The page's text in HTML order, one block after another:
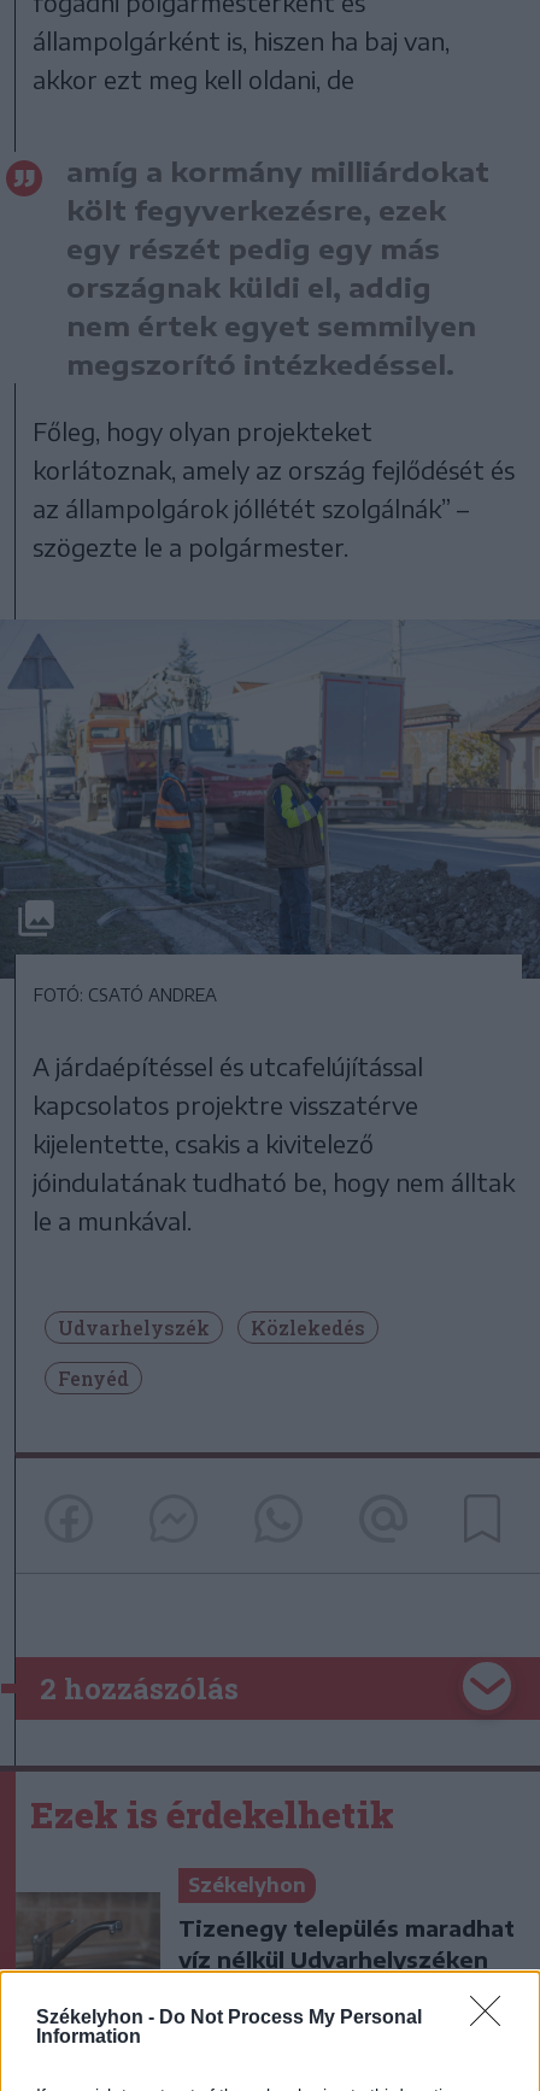
Székelyhon - Do Not Process My Personal
Information
állampolgárként is, hiszen ha baj van,
akkor ezt meg kell oldani, de
amíg a kormány milliárdokat
költ fegyverkezésre, ezek
egy részét pedig egy más
országnak küldi el, addig
nem értek egyet semmilyen
megszorító intézkedéssel.
Főleg, hogy olyan projekteket
korlátoznak, amely az ország fejlődését és
az állampolgárok jóllétét szolgálnák” –
szögezte le a polgármester.
FOTÓ: CSATÓ ANDREA
A járdaépítéssel és utcafelújítással
kapcsolatos projektre visszatérve
kijelentette, csakis a kivitelező
jóindulatának tudható be, hogy nem álltak
le a munkával.
Udvarhelyszék
Közlekedés
Fenyéd
2 hozzászólás
Ezek is érdekelhetik
Székelyhon
Tizenegy település maradhat
víz nélkül Udvarhelyszéken